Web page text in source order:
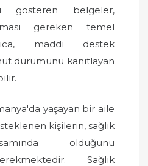
gösteren belgeler,
gereken temel
maddi destek
durumunu kanıtlayan
yaşayan bir aile
kişilerin, sağlık
olduğunu
Sağlık